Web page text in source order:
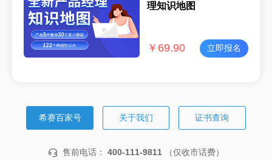
理知识地图
￥ 69.90 立即报名
希赛百家号 关于我们 证书查询
售前电话： 400-111-9811 （仅收市话费）